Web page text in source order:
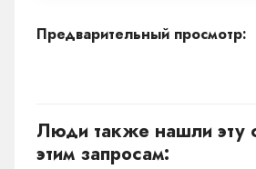
Предварительный просмотр:
Люди также нашли эту
этим запросам: